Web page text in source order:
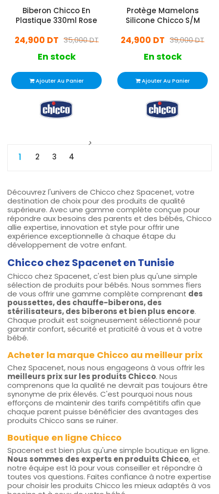
Biberon Chicco En
Plastique 330ml Rose
35,000 DT
24,900 DT
En stock
Ajouter Au Panier
Protège Mamelons
Silicone Chicco S/M
39,000 DT
24,900 DT
En stock
Ajouter Au Panier
1 2 3 4
Découvrez l'univers de Chiccochez Spacenet, votre
destination de choix pour des produits de qualité
supérieure. Avec une gamme complète conçue pour
répondre aux besoins des parents et des bébés, Chicco
allie expertise, innovation et style pour offrir une
expérience exceptionnelle à chaque étape du
développement de votre enfant.
Chicco chez Spacenet en Tunisie
Chicco chez Spacenet, c'est bien plus qu'une simple
sélection de produits pour bébés. Nous sommes fiers
de vous offrir une gamme complète comprenant des
poussettes, des chauffe-biberons, des
stérilisateurs, des biberons et bien plus encore.
Chaque produit est soigneusement sélectionné pour
garantir confort, sécurité et praticité à vous et à votre
bébé.
Acheter la marque Chicco au meilleur prix
Chez Spacenet, nous nous engageons à vous offrir les
meilleurs prix sur les produits Chicco. Nous
comprenons que la qualité ne devrait pas toujours être
synonyme de prix élevés. C'est pourquoi nous nous
efforçons de maintenir des tarifs compétitifs afin que
chaque parent puisse bénéficier des avantages des
produits Chicco sans se ruiner.
Boutique en ligne Chicco
Spacenet est bien plus qu'une simple boutique en ligne.
Nous sommes des experts en produits Chicco, et
notre équipe est là pour vous conseiller et répondre à
toutes vos questions. Faites confiance à notre expertise
pour choisir les produits Chicco les mieux adaptés à vos